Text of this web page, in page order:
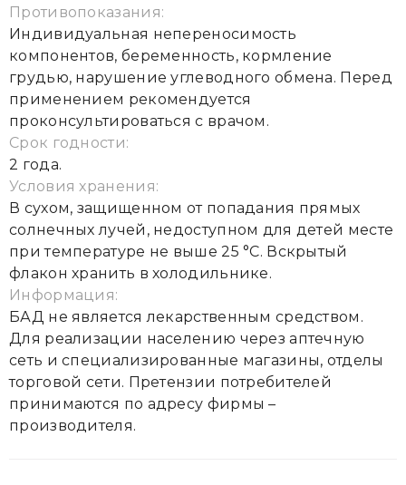
Противопоказания:
Индивидуальная непереносимость
компонентов, беременность, кормление
грудью, нарушение углеводного обмена. Перед
применением рекомендуется
проконсультироваться с врачом.
Срок годности:
2 года.
Условия хранения:
В сухом, защищенном от попадания прямых
солнечных лучей, недоступном для детей месте
при температуре не выше 25 °С. Вскрытый
флакон хранить в холодильнике.
Информация:
БАД не является лекарственным средством.
Для реализации населению через аптечную
сеть и специализированные магазины, отделы
торговой сети. Претензии потребителей
принимаются по адресу фирмы –
производителя.